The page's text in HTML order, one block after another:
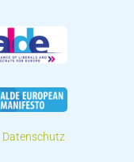
Datenschutz